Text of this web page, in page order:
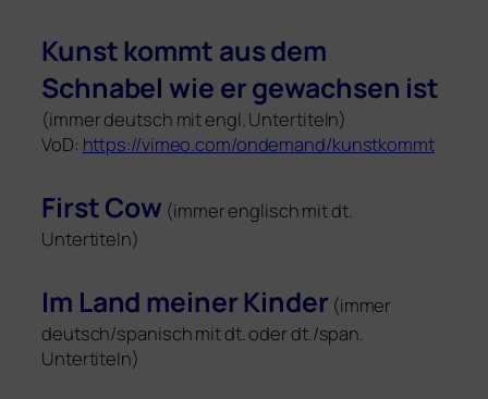
Kunst kommt aus dem
Schnabel wie er gewach­sen ist
(immer deutsch mit engl. Untertiteln)
VoD: https://vimeo.com/ondemand/kunstkommt
First Cow (immer eng­lisch mit dt.
Untertiteln)
Im Land mei­ner Kinder (immer
deutsch/spanisch mit dt. oder dt./span.
Untertiteln)